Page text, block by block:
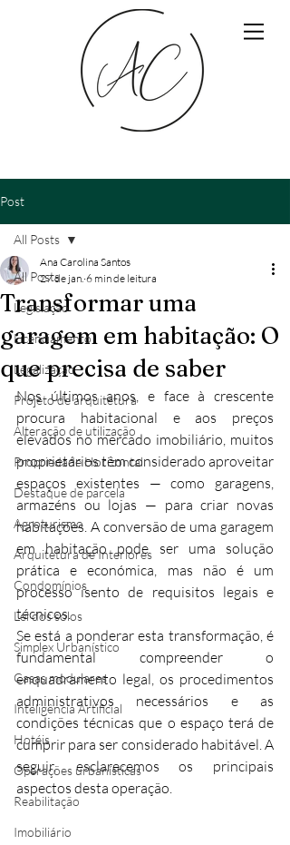
Post
All Posts
Legislação
Licenciamento
Legalização
Projeto de arquitetura
Alteração de utilização
Propriedade Horizontal
Destaque de parcela
Agroturismo
Arquitetura de Interiores
Condomínios
Lei dos solos
Simplex Urbanístico
Casas modulares
Inteligência Artificial
Hotéis
Operações urbanísticas
Reabilitação
Imobiliário
All Posts
Transformar uma
garagem em habitação: O
que precisa de saber
Ana Carolina Santos
27 de jan. 6 min de leitura
Nos últimos anos, e face à crescente
procura habitacional e aos preços
elevados no mercado imobiliário, muitos
proprietários têm considerado aproveitar
espaços existentes — como garagens,
armazéns ou lojas — para criar novas
habitações. A conversão de uma garagem
em habitação pode ser uma solução
prática e económica, mas não é um
processo isento de requisitos legais e
técnicos.
Se está a ponderar esta transformação, é
fundamental compreender o
enquadramento legal, os procedimentos
administrativos necessários e as
condições técnicas que o espaço terá de
cumprir para ser considerado habitável. A
seguir, esclarecemos os principais
aspectos desta operação.